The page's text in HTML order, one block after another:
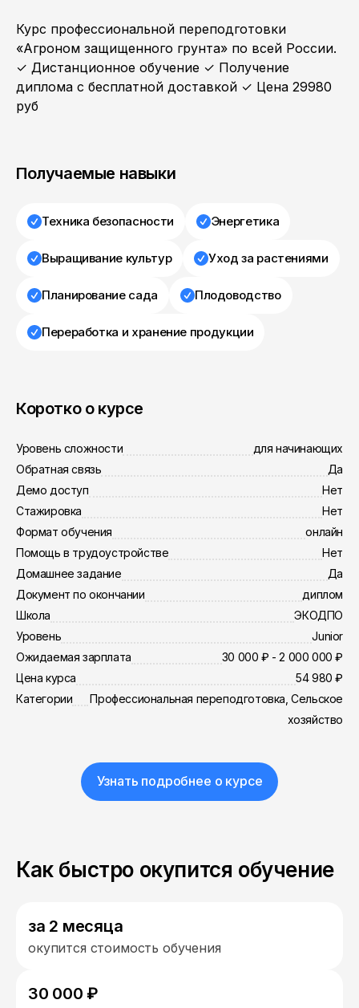
Курс профессиональной переподготовки
«Агроном защищенного грунта» по всей России.
✓ Дистанционное обучение ✓ Получение
диплома с бесплатной доставкой ✓ Цена 29980
руб
Получаемые навыки
Техника безопасности Энергетика
Выращивание культур Уход за растениями
Планирование сада Плодоводство
Переработка и хранение продукции
Коротко о курсе
Уровень сложности
для начинающих
Обратная связь
Да
Демо доступ
Нет
Стажировка
Нет
Формат обучения
онлайн
Помощь в трудоустройстве
Нет
Домашнее задание
Да
Документ по окончании
диплом
Школа
ЭКОДПО
Уровень
Junior
Ожидаемая зарплата
30 000 ₽ - 2 000 000 ₽
Цена курса
54 980 ₽
Категории
Профессиональная переподготовка, Сельское
хозяйство
Узнать подробнее о курсе
Как быстро окупится обучение
за 2 месяца
окупится стоимость обучения
30 000 ₽